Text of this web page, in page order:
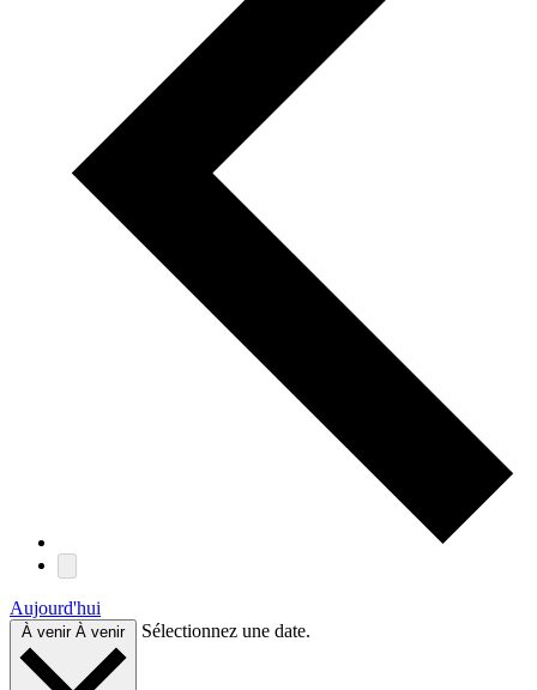
Aujourd'hui
À venir À venir Sélectionnez une date.